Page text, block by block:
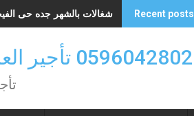
Recent posts شغالات بالشهر جده حى الفيحاء
0596042802 تأجير العماله المنزليه بالساعه والشهر بالرياض